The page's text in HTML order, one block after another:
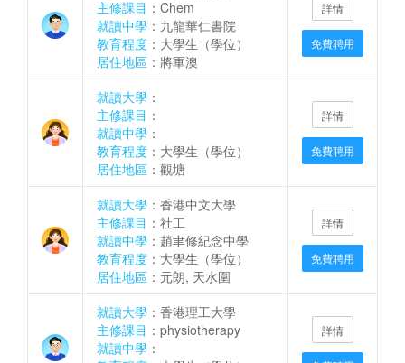
主修課目 ：Chem
就讀中學 ：九龍華仁書院
教育程度 ：大學生（學位）
居住地區 ：將軍澳
詳情
免費聘用
就讀大學 ：
主修課目 ：
就讀中學 ：
教育程度 ：大學生（學位）
居住地區 ：觀塘
詳情
免費聘用
就讀大學 ：香港中文大學
主修課目 ：社工
就讀中學 ：趙聿修紀念中學
教育程度 ：大學生（學位）
居住地區 ：元朗, 天水圍
詳情
免費聘用
就讀大學 ：香港理工大學
主修課目 ：physiotherapy
就讀中學 ：
詳情